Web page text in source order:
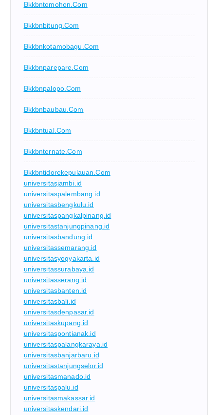
Bkkbntomohon.com
Bkkbnbitung.com
Bkkbnkotamobagu.com
Bkkbnparepare.com
Bkkbnpalopo.com
Bkkbnbaubau.com
Bkkbntual.com
Bkkbnternate.com
Bkkbntidorekepulauan.com
universitasjambi.id
universitaspalembang.id
universitasbengkulu.id
universitaspangkalpinang.id
universitastanjungpinang.id
universitasbandung.id
universitassemarang.id
universitasyogyakarta.id
universitassurabaya.id
universitasserang.id
universitasbanten.id
universitasbali.id
universitasdenpasar.id
universitaskupang.id
universitaspontianak.id
universitaspalangkaraya.id
universitasbanjarbaru.id
universitastanjungselor.id
universitasmanado.id
universitaspalu.id
universitasmakassar.id
universitaskendari.id